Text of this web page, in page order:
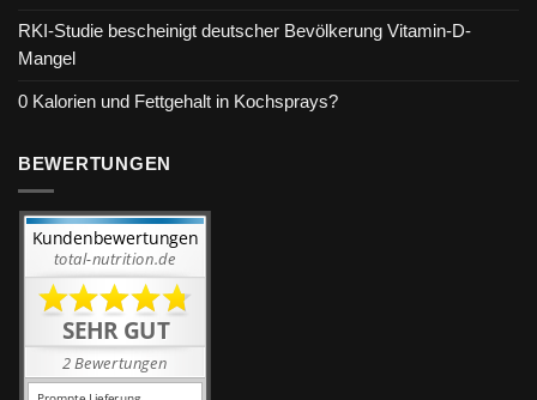
RKI-Studie bescheinigt deutscher Bevölkerung Vitamin-D-
Mangel
0 Kalorien und Fettgehalt in Kochsprays?
BEWERTUNGEN